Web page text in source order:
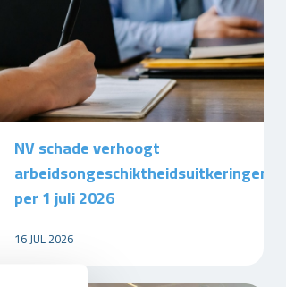
NV schade verhoogt
arbeidsongeschiktheidsuitkeringen
per 1 juli 2026
16 JUL 2026